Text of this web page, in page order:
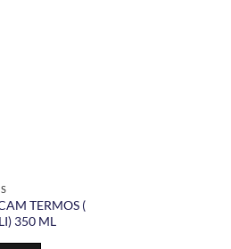
TERMOS (
350 ML